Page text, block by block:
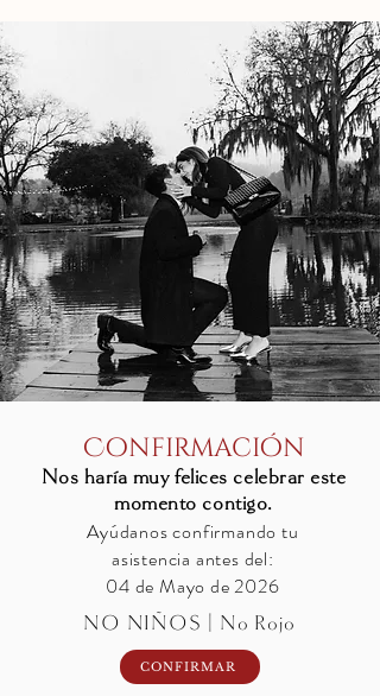
Confirmación
Nos haría muy felices celebrar este
momento contigo.
Ayúdanos confirmando tu
asistencia antes del:
04 de Mayo de 2026
NO NIÑOS | No Rojo
CONFIRMAR